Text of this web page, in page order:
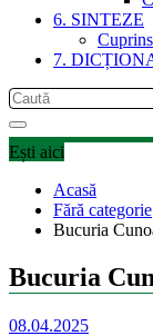
6. SINTEZE
Cuprins
7.
Ești aici
Acasă
Fără categorie
Bucuria
Bucuria
08.04.2025